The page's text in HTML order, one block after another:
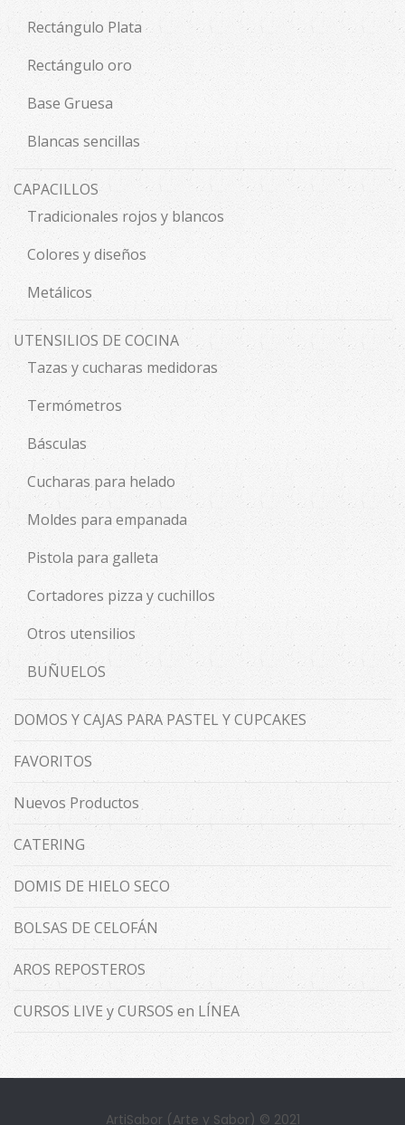
Rectángulo Plata
Rectángulo oro
Base Gruesa
Blancas sencillas
CAPACILLOS
Tradicionales rojos y blancos
Colores y diseños
Metálicos
UTENSILIOS DE COCINA
Tazas y cucharas medidoras
Termómetros
Básculas
Cucharas para helado
Moldes para empanada
Pistola para galleta
Cortadores pizza y cuchillos
Otros utensilios
BUÑUELOS
DOMOS Y CAJAS PARA PASTEL Y CUPCAKES
FAVORITOS
Nuevos Productos
CATERING
DOMIS DE HIELO SECO
BOLSAS DE CELOFÁN
AROS REPOSTEROS
CURSOS LIVE y CURSOS en LÍNEA
ArtiSabor (Arte y Sabor) © 2021